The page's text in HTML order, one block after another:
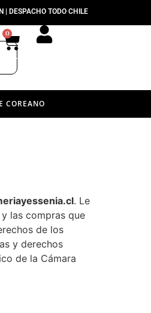
| DESPACHO TODO CHILE
0
COREANO
. Le
las compras que
de los
y derechos
de la Cámara